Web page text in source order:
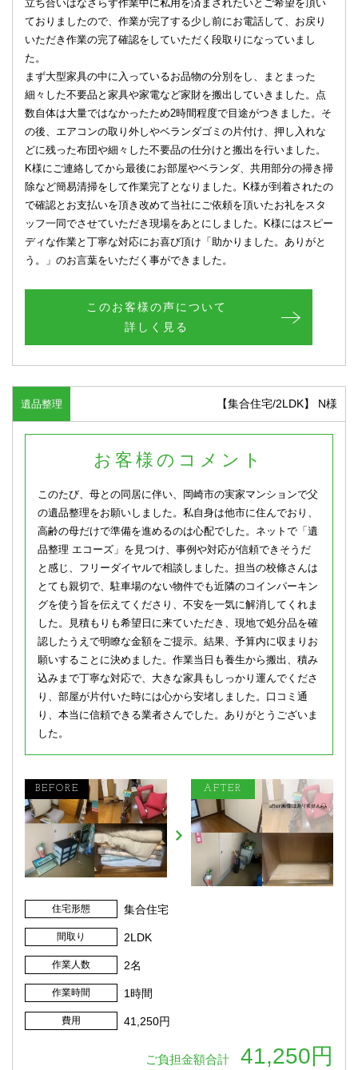
立ち合いはなさらず作業中に私用を済まされたいとご希望を頂い
ておりましたので、作業が完了する少し前にお電話して、お戻り
いただき作業の完了確認をしていただく段取りになっていまし
た。
まず大型家具の中に入っているお品物の分別をし、まとまった
細々した不要品と家具や家電など家財を搬出していきました。点
数自体は大量ではなかったため2時間程度で目途がつきました。そ
の後、エアコンの取り外しやベランダゴミの片付け、押し入れな
どに残った布団や細々した不要品の仕分けと搬出を行いました。
K様にご連絡してから最後にお部屋やベランダ、共用部分の掃き掃
除など簡易清掃をして作業完了となりました。K様が到着されたの
で確認とお支払いを頂き改めて当社にご依頼を頂いたお礼をスタ
ッフ一同でさせていただき現場をあとにしました。K様にはスピー
ディな作業と丁寧な対応にお喜び頂け「助かりました。ありがと
う。」のお言葉をいただく事ができました。
このお客様の声について
詳しく見る
遺品整理 【集合住宅/2LDK】 N様
お客様のコメント
このたび、母との同居に伴い、岡崎市の実家マンションで父
の遺品整理をお願いしました。私自身は他市に住んでおり、
高齢の母だけで準備を進めるのは心配でした。ネットで「遺
品整理 エコーズ」を見つけ、事例や対応が信頼できそうだ
と感じ、フリーダイヤルで相談しました。担当の校條さんは
とても親切で、駐車場のない物件でも近隣のコインパーキン
グを使う旨を伝えてくださり、不安を一気に解消してくれま
した。見積もりも希望日に来ていただき、現地で処分品を確
認したうえで明瞭な金額をご提示。結果、予算内に収まりお
願いすることに決めました。作業当日も養生から搬出、積み
込みまで丁寧な対応で、大きな家具もしっかり運んでくださ
り、部屋が片付いた時には心から安堵しました。口コミ通
り、本当に信頼できる業者さんでした。ありがとうございま
した。
住宅形態 集合住宅
間取り 2LDK
作業人数 2名
作業時間 1時間
費用 41,250円
ご負担金額合計 41,250円